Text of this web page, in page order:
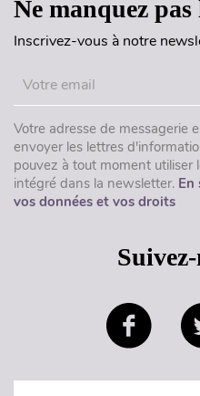
Ne manquez pas
Inscrivez-vous à notre
Votre adresse de messagerie
envoyer les lettres
pouvez à tout moment utiliser
intégré dans la newsletter. En
vos données et vos droits